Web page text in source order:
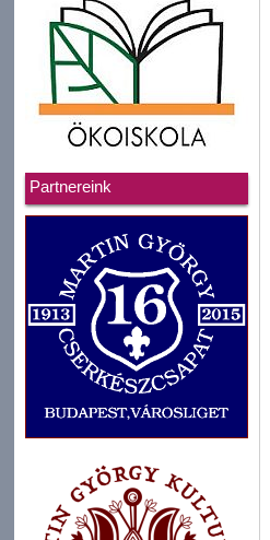
Partnereink